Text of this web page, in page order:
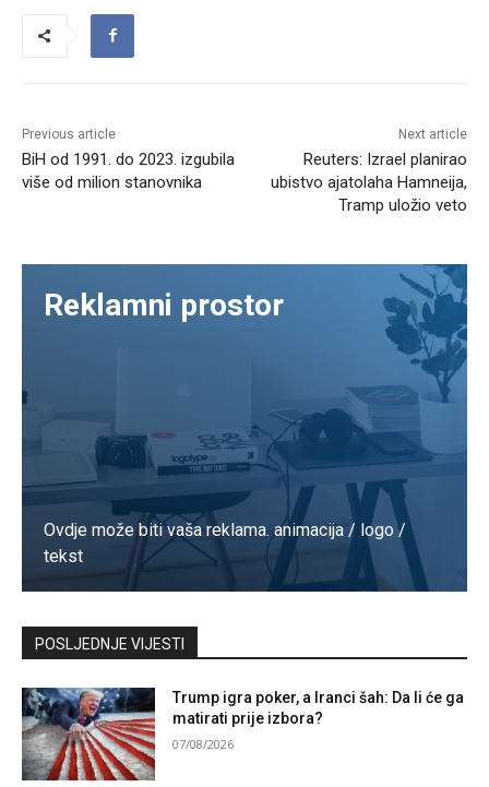
Previous article
BiH od 1991. do 2023. izgubila
više od milion stanovnika
Next article
Reuters: Izrael planirao
ubistvo ajatolaha Hamneija,
Tramp uložio veto
Reklamni prostor
Ovdje može biti vaša reklama. animacija / logo /
tekst
Kontaktirajte nas
POSLJEDNJE VIJESTI
Trump igra poker, a Iranci šah: Da li će ga
matirati prije izbora?
07/08/2026